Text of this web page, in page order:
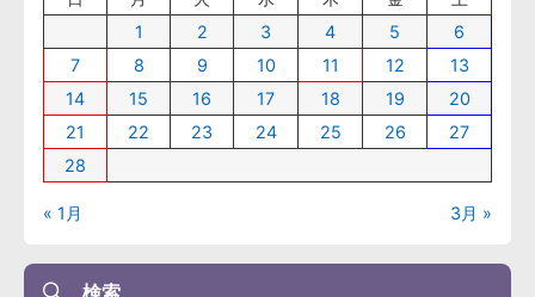
1
2 3 4 5
6
7
8 9 10 11 12
13
14
15 16 17 18 19
20
21
22 23 24 25 26
27
28
« 1月 3月 »